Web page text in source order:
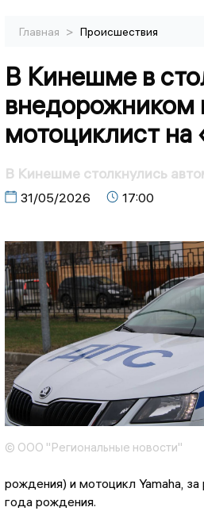
Главная > Происшествия
В Кинешме в
внедорожником
мотоциклист на
В Кинешме столкнулись
31/05/2026 17:00
© ООО "Региональные новости"
рождения) и мотоцикл Yamaha,
года рождения.